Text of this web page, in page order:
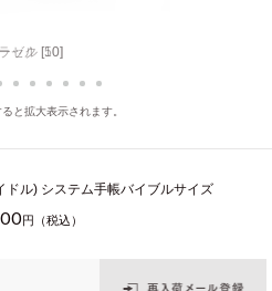
ゼル [50]
と拡大表示されます。
ドル) システム手帳バイブルサイズ
円（税込）